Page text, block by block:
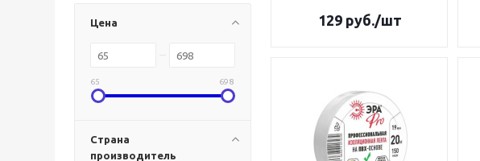
Цена
65 698
Страна
производитель
129руб./шт